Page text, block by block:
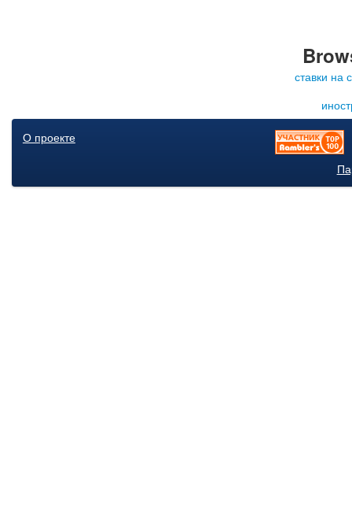
ставки на
О проекте